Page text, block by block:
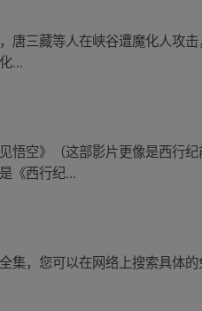
三藏等人在峡谷遭魔化人攻
...
悟空》（这部影片更像是西行
《西行纪...
，您可以在网络上搜索具体